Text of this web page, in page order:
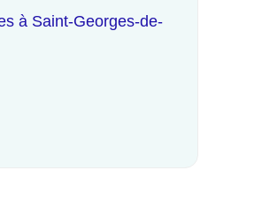
à Saint-Georges-de-